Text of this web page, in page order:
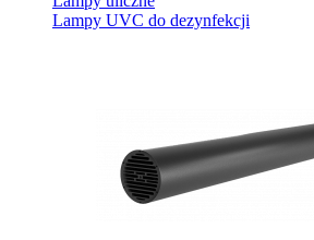
Lampy UVC do dezynfekcji